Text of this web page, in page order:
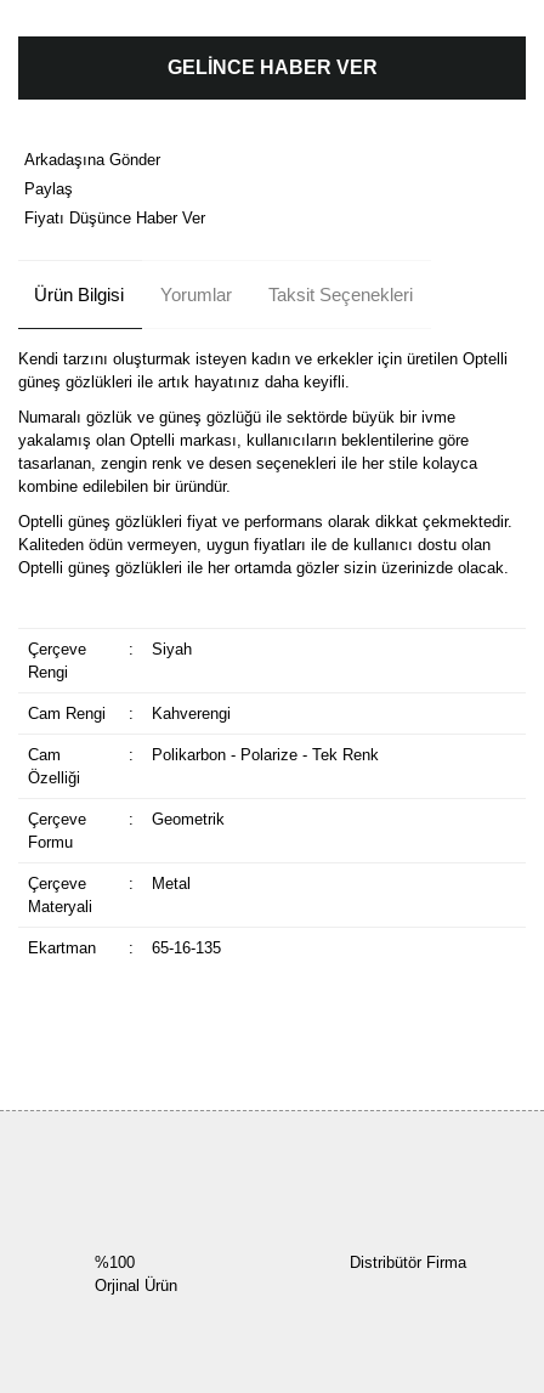
GELİNCE HABER VER
Arkadaşına Gönder
Paylaş
Fiyatı Düşünce Haber Ver
Ürün Bilgisi Yorumlar Taksit Seçenekleri
Kendi tarzını oluşturmak isteyen kadın ve erkekler için üretilen Optelli
güneş gözlükleri ile artık hayatınız daha keyifli.
Numaralı gözlük ve güneş gözlüğü ile sektörde büyük bir ivme
yakalamış olan Optelli markası, kullanıcıların beklentilerine göre
tasarlanan, zengin renk ve desen seçenekleri ile her stile kolayca
kombine edilebilen bir üründür.
Optelli güneş gözlükleri fiyat ve performans olarak dikkat çekmektedir.
Kaliteden ödün vermeyen, uygun fiyatları ile de kullanıcı dostu olan
Optelli güneş gözlükleri ile her ortamda gözler sizin üzerinizde olacak.
Çerçeve
Rengi
: Siyah
Cam Rengi : Kahverengi
Cam
Özelliği
: Polikarbon - Polarize - Tek Renk
Çerçeve
Formu
: Geometrik
Çerçeve
Materyali
: Metal
Ekartman : 65-16-135
%100
Orjinal Ürün
Distribütör Firma